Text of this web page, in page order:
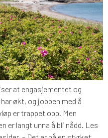
at engasjementet og
økt, og jobben med å
er trappet opp. Men
er langt unna å bli nådd. Les